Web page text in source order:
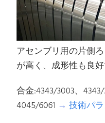
アセンブリ用の片側
が高く、成形性も良好
合金:4343/3003、4343/
4045/6061 →技術パ